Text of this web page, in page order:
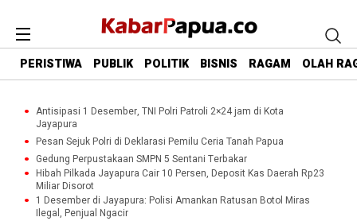
PERISTIWA PUBLIK POLITIK BISNIS RAGAM OLAH
Antisipasi 1 Desember, TNI Polri Patroli 2×24 jam di Kota
Jayapura
Pesan Sejuk Polri di Deklarasi Pemilu Ceria Tanah Papua
Gedung Perpustakaan SMPN 5 Sentani Terbakar
Hibah Pilkada Jayapura Cair 10 Persen, Deposit Kas Daerah Rp23
Miliar Disorot
1 Desember di Jayapura: Polisi Amankan Ratusan Botol Miras
Ilegal, Penjual Ngacir